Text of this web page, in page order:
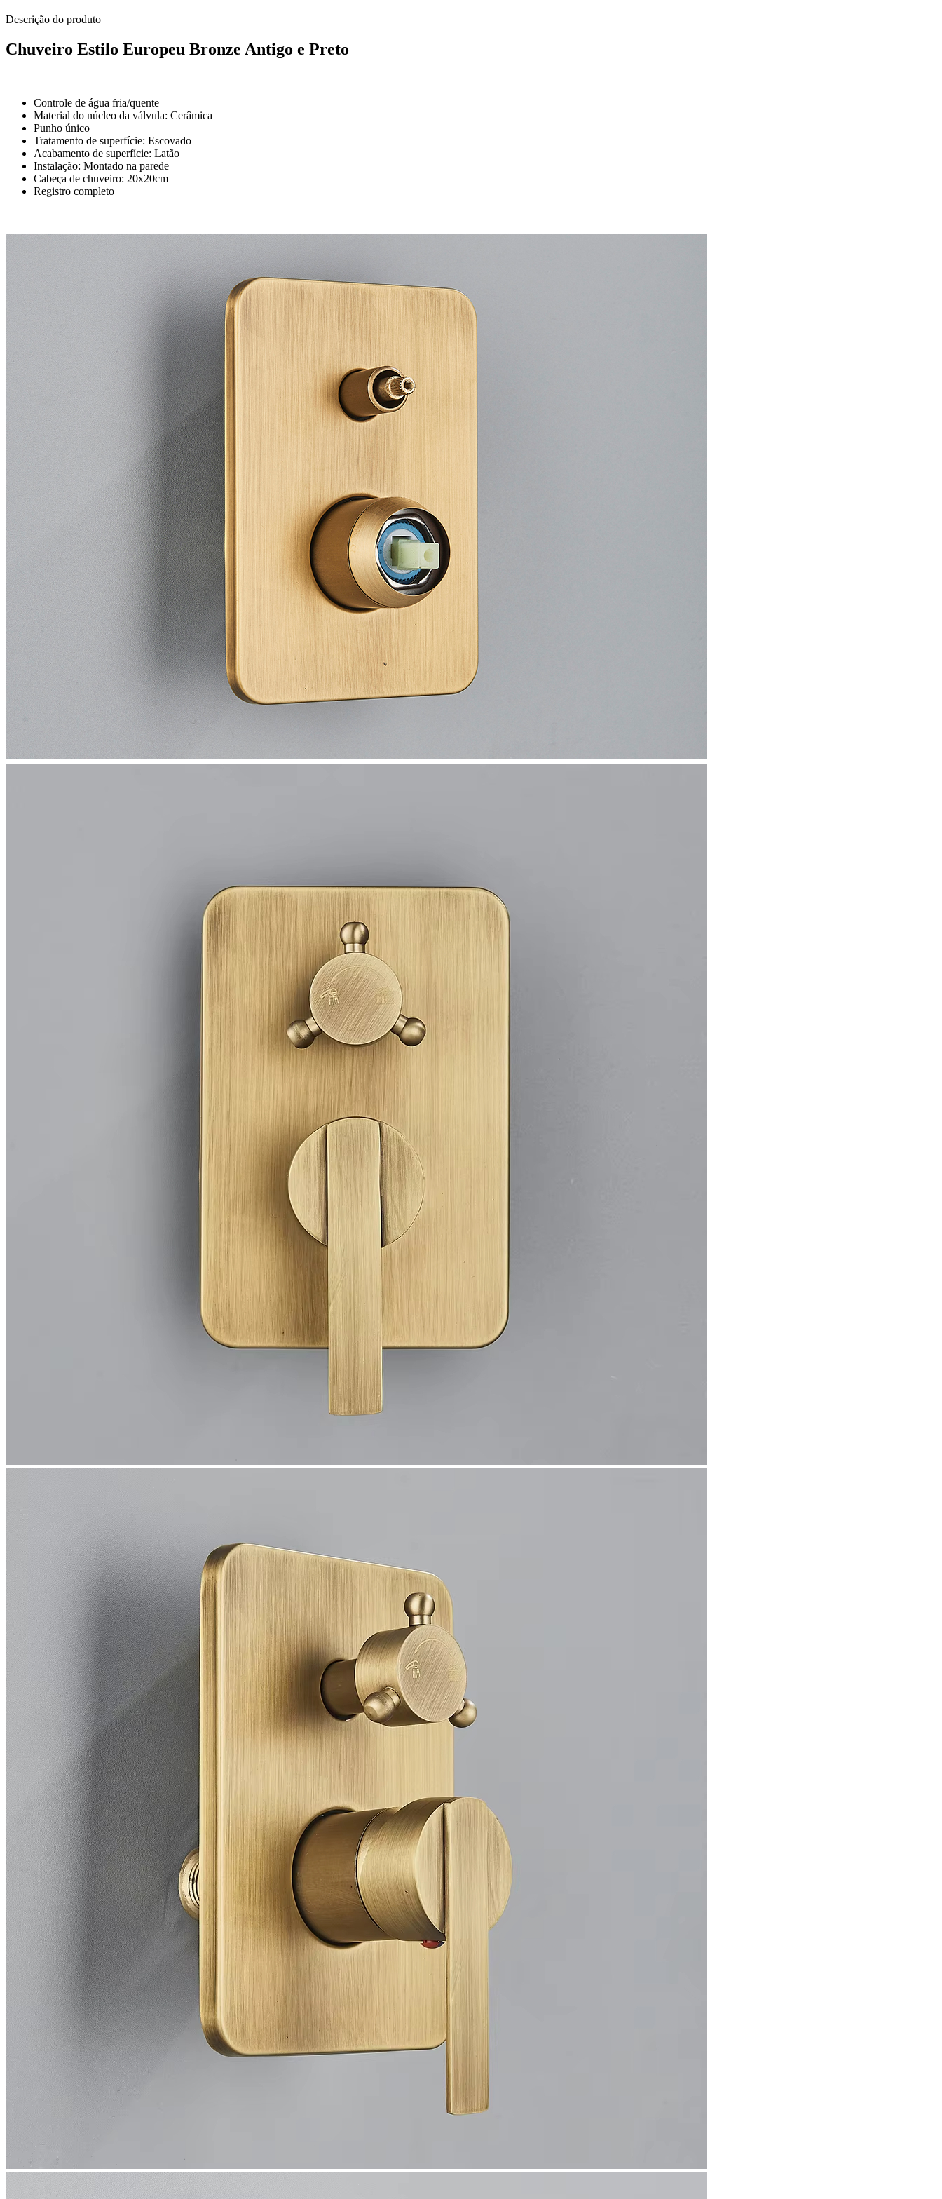
Descrição do produto
Chuveiro Estilo Europeu Bronze Antigo e Preto
Controle de água fria/quente
Material do núcleo da válvula: Cerâmica
Punho único
Tratamento de superfície: Escovado
Acabamento de superfície: Latão
Instalação: Montado na parede
Cabeça de chuveiro: 20x20cm
Registro completo